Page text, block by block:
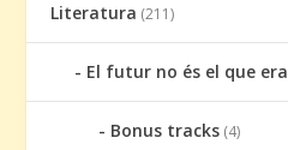
Literatura (211)
El futur no és el que era
Bonus tracks (4)